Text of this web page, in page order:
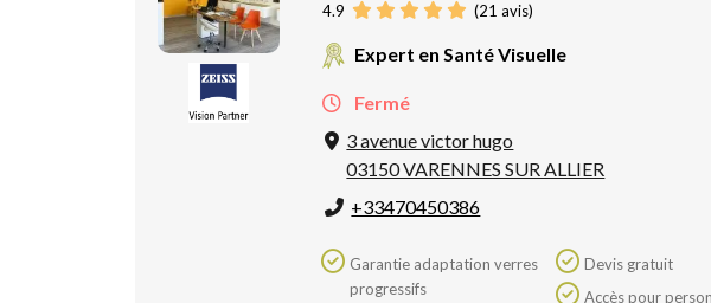
4.9 (21 avis)
Expert en Santé Visuelle
Fermé
3 avenue victor hugo
03150 VARENNES SUR ALLIER
+33470450386
progressifs
Devis gratuit